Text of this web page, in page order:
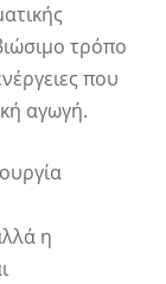
τρόπο
που
αγωγή.
η